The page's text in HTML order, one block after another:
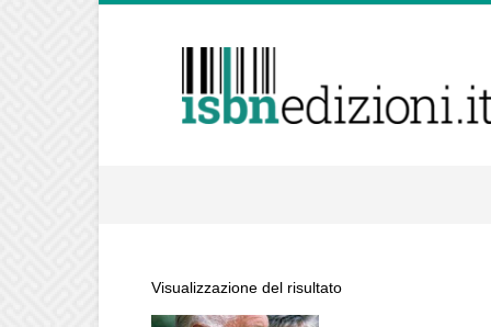
isbnedizioni.it
Visualizzazione del risultato